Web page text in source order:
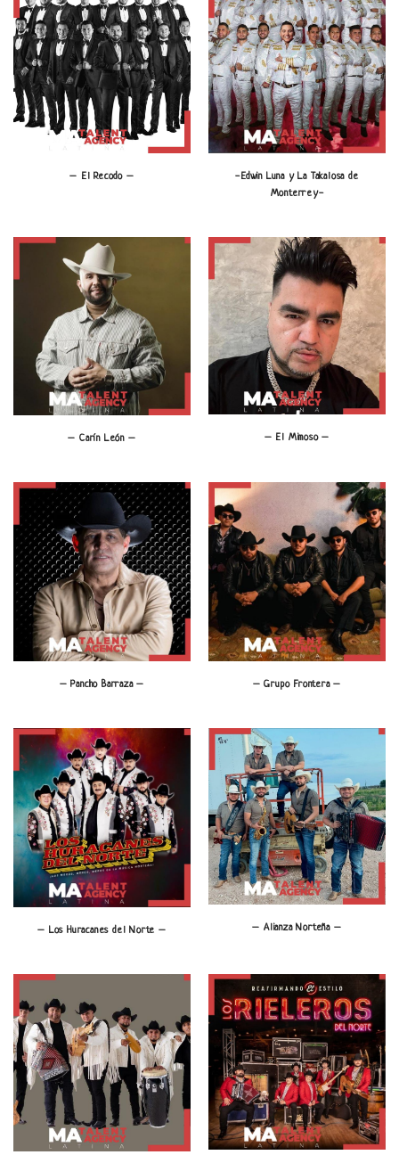
– El Recodo –
-Edwin Luna y La Takalosa de
Monterrey-
– Carín León – – El Mimoso –
– Pancho Barraza – – Grupo Frontera –
– Los Huracanes del Norte – – Alianza Norteña –